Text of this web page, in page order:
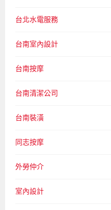
台北水電服務
台南室內設計
台南按摩
台南清潔公司
台南裝潢
同志按摩
外勞仲介
室內設計